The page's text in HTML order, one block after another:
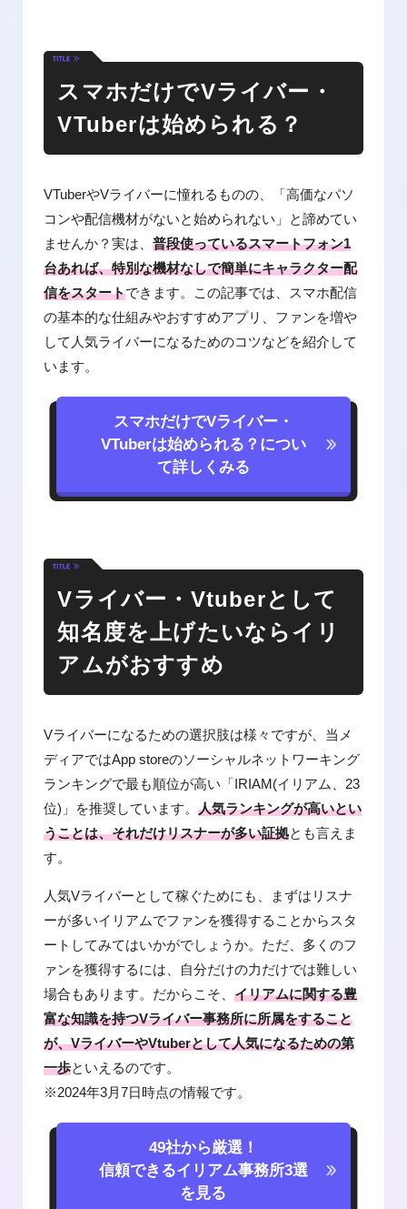
スマホだけでVライバー・
VTuberは始められる？
VTuberやVライバーに憧れるものの、「高価なパソ
コンや配信機材がないと始められない」と諦めてい
ませんか？実は、普段使っているスマートフォン1
台あれば、特別な機材なしで簡単にキャラクター配
信をスタートできます。この記事では、スマホ配信
の基本的な仕組みやおすすめアプリ、ファンを増や
して人気ライバーになるためのコツなどを紹介して
います。
スマホだけでVライバー・
VTuberは始められる？につい
て詳しくみる
Vライバー・Vtuberとして
知名度を上げたいならイリ
アムがおすすめ
Vライバーになるための選択肢は様々ですが、当メ
ディアではApp storeのソーシャルネットワーキング
ランキングで最も順位が高い「IRIAM(イリアム、23
位)」を推奨しています。人気ランキングが高いとい
うことは、それだけリスナーが多い証拠とも言えま
す。
人気Vライバーとして稼ぐためにも、まずはリスナ
ーが多いイリアムでファンを獲得することからスタ
ートしてみてはいかがでしょうか。ただ、多くのフ
ァンを獲得するには、自分だけの力だけでは難しい
場合もあります。だからこそ、イリアムに関する豊
富な知識を持つVライバー事務所に所属をすること
が、VライバーやVtuberとして人気になるための第
一歩といえるのです。
※2024年3月7日時点の情報です。
49社から厳選！
信頼できるイリアム事務所3選
を見る